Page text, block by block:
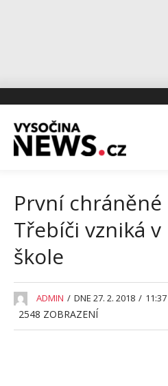
První
Třebíči vzniká
škole
ADMIN / DNE 27. 2. 2018 / 11:37
2548 ZOBRAZENÍ